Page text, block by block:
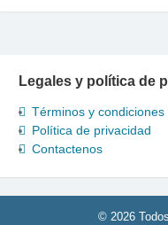
Legales y política de
Términos y condiciones
Política de privacidad
Contactenos
© 2026